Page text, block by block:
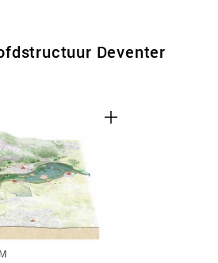
Deventer